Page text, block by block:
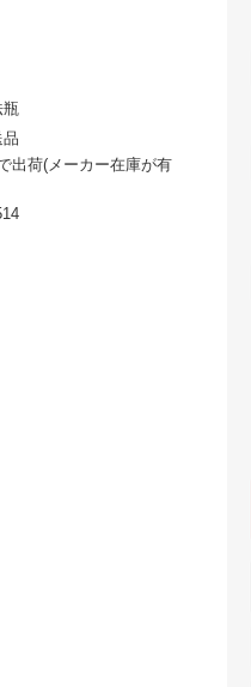
品
出荷(メーカー在庫が有